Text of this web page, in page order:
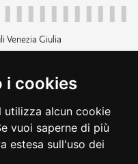
i cookies
utilizza alcun cookie
vuoi saperne di più
estesa sull'uso dei
Venezia Giulia
00526040324
dichiarazione di
preferenze cookie